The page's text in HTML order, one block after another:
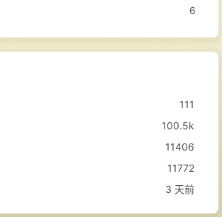
6
111
100.5k
11406
11772
3 天前